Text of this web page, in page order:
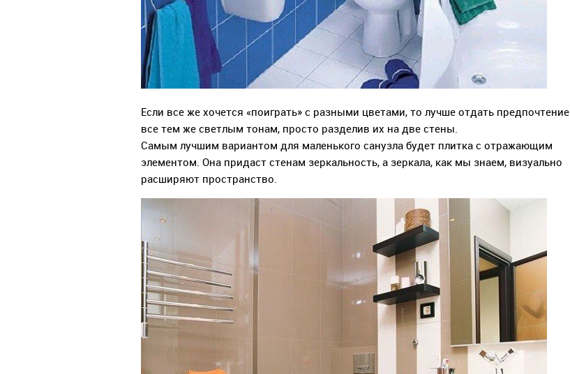
Если все же хочется «поиграть» с разными цветами, то лучше отдать предпочтение
все тем же светлым тонам, просто разделив их на две стены.
Самым лучшим вариантом для маленького санузла будет плитка с отражающим
элементом. Она придаст стенам зеркальность, а зеркала, как мы знаем, визуально
расширяют пространство.